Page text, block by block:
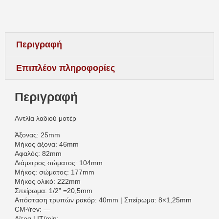
Περιγραφή
Επιπλέον πληροφορίες
Περιγραφή
Αντλία λαδιού μοτέρ
Άξονας: 25mm
Μήκος άξονα: 46mm
Αφαλός: 82mm
Διάμετρος σώματος: 104mm
Μήκος: σώματος: 177mm
Μήκος ολικό: 222mm
Σπείρωμα: 1/2” =20,5mm
Απόσταση τρυπών ρακόρ: 40mm | Σπείρωμα: 8×1,25mm
CM³/rev: —